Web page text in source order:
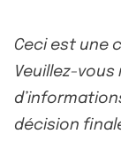
Ceci est une
Veuillez-
décision